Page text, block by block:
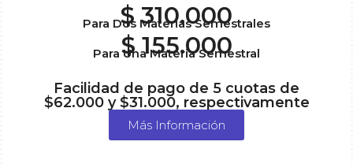
$ 310.000
Para Dos Materias Semestrales
$ 155.000
Para Una Materia Semestral
Facilidad de pago de 5 cuotas de
$62.000 y $31.000, respectivamente
Más Información